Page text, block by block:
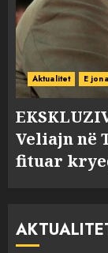
Aktualitet E jona
Veliajn në
fituar